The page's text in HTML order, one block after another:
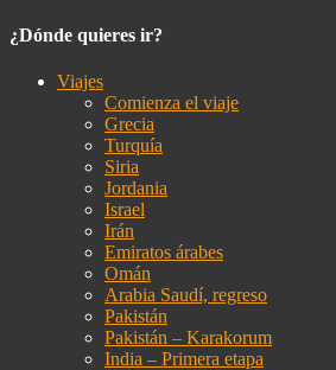
¿Dónde quieres ir?
Viajes
Comienza el viaje
Grecia
Turquía
Siria
Jordania
Israel
Irán
Emiratos árabes
Omán
Arabia Saudí, regreso
Pakistán
Pakistán – Karakorum
India – Primera etapa